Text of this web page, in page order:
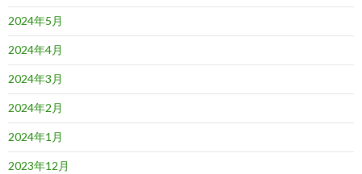
2024年5月
2024年4月
2024年3月
2024年2月
2024年1月
2023年12月